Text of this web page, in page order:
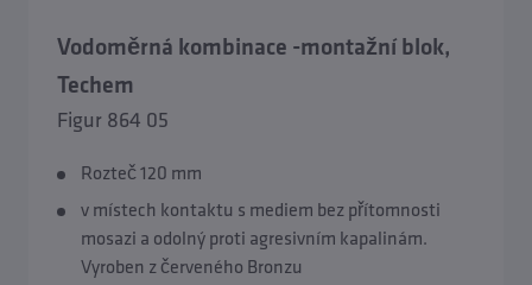
Vodoměrná kombinace -montažní blok,
Techem
Figur 864 05
Rozteč 120 mm
v místech kontaktu s mediem bez přítomnosti
mosazi a odolný proti agresivním kapalinám.
Vyroben z červeného Bronzu